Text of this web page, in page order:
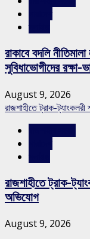
রাকাবে বদলি
সুবিধাভোগীদের
August 9, 2026
রাজশাহীতে ট্রাক-ট্যাংকলরী
রাজশাহীতে ট্রাক-
অভিযোগ
August 9, 2026